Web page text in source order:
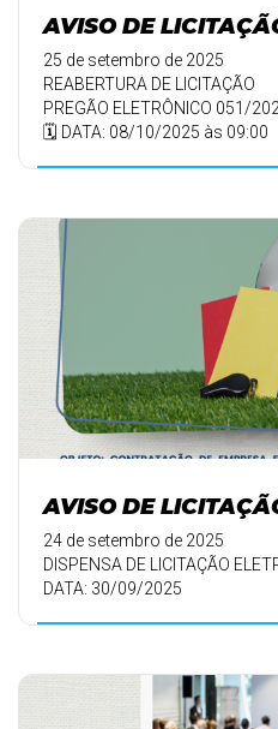
AVISO DE
25 de setembro de 2025
REABERTURA DE LICITAÇÃO
PREGÃO ELETRÔNICO 051/
🗓️ DATA: 08/10/2025 às 09:00
AVISO DE
24 de setembro de 2025
DISPENSA DE LICITAÇÃO
DATA: 30/09/2025